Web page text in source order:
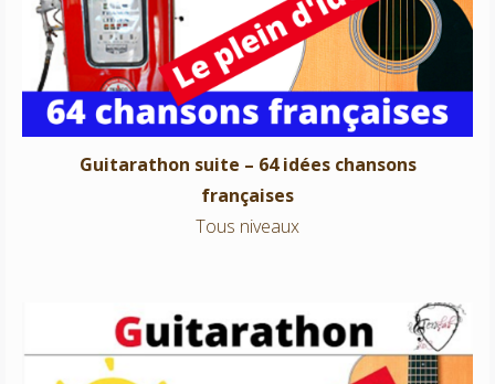
Tous niveaux
Guitarathon suite – 64 idées chansons
françaises
Tous niveaux